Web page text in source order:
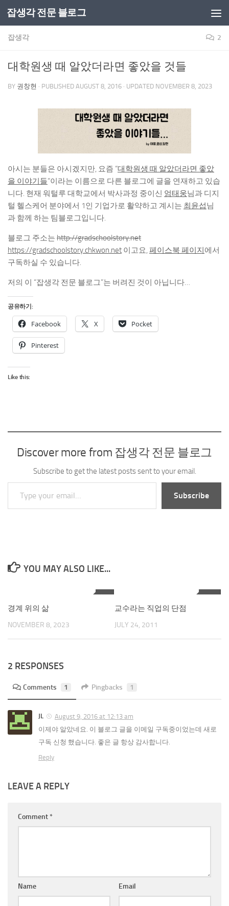
Skip to content
잡생각 전문 블로그
잡생각 2
대학원생 때 알았더라면 좋았을 것들
BY 권창현 · PUBLISHED AUGUST 8, 2016 · UPDATED NOVEMBER 8, 2023
아시는 분들은 아시겠지만, 요즘 “대학원생 때 알았더라면 좋았
을 이야기들“이라는 이름으로 다른 블로그에 글을 연재하고 있습
니다. 현재 워털루 대학교에서 박사과정 중이신 엄태웅님과 디지
털 헬스케어 분야에서 1인 기업가로 활약하고 계시는 최윤섭님
과 함께 하는 팀블로그입니다.
블로그 주소는 http://gradschoolstory.net
https://gradschoolstory.chkwon.net 이고요, 페이스북 페이지에서
구독하실 수 있습니다.
저의 이 “잡생각 전문 블로그”는 버려진 것이 아닙니다…
공유하기:
Facebook X Pocket
Pinterest
Like this:
Discover more from 잡생각 전문 블로그
Subscribe to get the latest posts sent to your email.
Type your email…
Subscribe
YOU MAY ALSO LIKE...
경계 위의 삶
NOVEMBER 8, 2023
교수라는 직업의 단점
JULY 24, 2011
2 RESPONSES
Comments 1 Pingbacks 1
JL
August 9, 2016 at 12:13 am
이제야 알았네요. 이 블로그 글을 이메일 구독중이었는데 새로
구독 신청 했습니다. 좋은 글 항상 감사합니다.
Reply
LEAVE A REPLY
Comment *
Name Email